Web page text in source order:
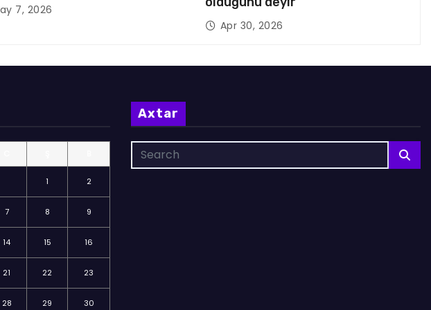
7, 2026
Apr 30, 2026
1 2
7 8 9
14 15 16
21 22 23
28 29 30
Axtar